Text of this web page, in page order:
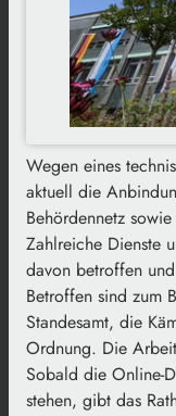
Wegen eines
aktuell die
Behördennetz
Zahlreiche Dienste
davon betroffen
Betroffen sind zum
Standesamt, die
Ordnung. Die
Sobald die Online-
stehen, gibt das